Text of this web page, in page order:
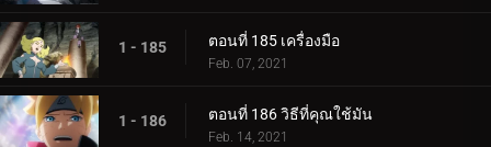
1 - 185 ตอนที่ 185 เครื่องมือ
Feb. 07, 2021
1 - 186 ตอนที่ 186 วิธีที่คุณใช้มัน
Feb. 14, 2021